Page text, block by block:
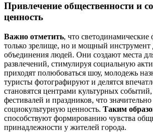
Привлечение общественности и
ценность
Важно отметить, что
только зрелище, но и мощный инструмент
объединения людей. Они создают места
развлечений, стимулируя социальную
приходят полюбоваться шоу, молодежь
туристы фотографируют и делятся
становятся центрами культурных
фестивалей и праздников, что
социокультурную ценность. Таким
способствуют формированию чувства
принадлежности у жителей города.